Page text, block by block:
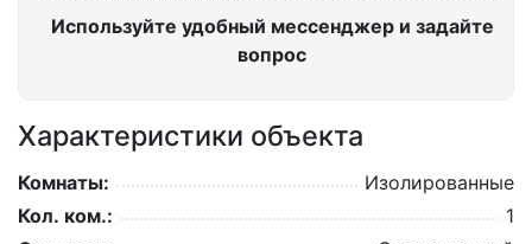
Используйте удобный мессенджер и задайте
вопрос
Характеристики объекта
Комнаты:
Изолированные
Кол. ком.:
1